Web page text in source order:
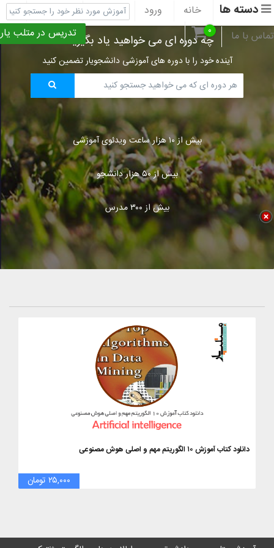
دسته ها خانه ورود ثبت نام
پشتیبانی
تماس با ما
۰ تدریس در متلب یارچه دوره ای می خواهید یاد بگیرید؟
آینده خود را با دوره های آموزشی دانشجویار تضمین کنید
بیش از ۱۰ هزار ساعت ویدئوی آموزشی
بیش از ۵۰ هزار دانشجو
بیش از ۳۰۰ مدرس
دانلود کتاب آموزش ۱۰ الگوریتم مهم و اصلی هوش مصنوعی
۲۵,۰۰۰ تومان
Title